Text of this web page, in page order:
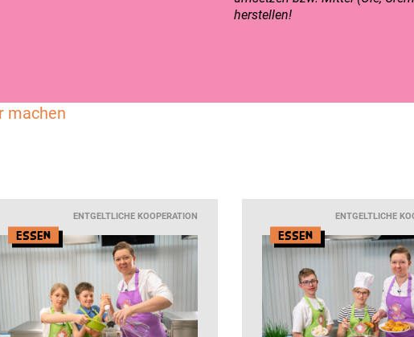
herstellen!
machen
ENTGELTLICHE KOOPERATION
Essen
ENTGELTLICHE
Essen